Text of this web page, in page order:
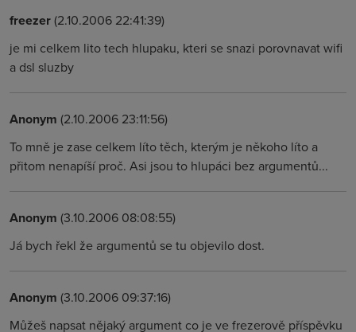
freezer(2.10.2006 22:41:39)
je mi celkem lito tech hlupaku, kteri se snazi porovnavat wifi
a dsl sluzby
Anonym (2.10.2006 23:11:56)
To mně je zase celkem líto těch, kterým je někoho líto a
přitom nenapíší proč. Asi jsou to hlupáci bez argumentů...
Anonym (3.10.2006 08:08:55)
Já bych řekl že argumentů se tu objevilo dost.
Anonym (3.10.2006 09:37:16)
Můžeš napsat nějaký argument co je ve frezerově příspěvku